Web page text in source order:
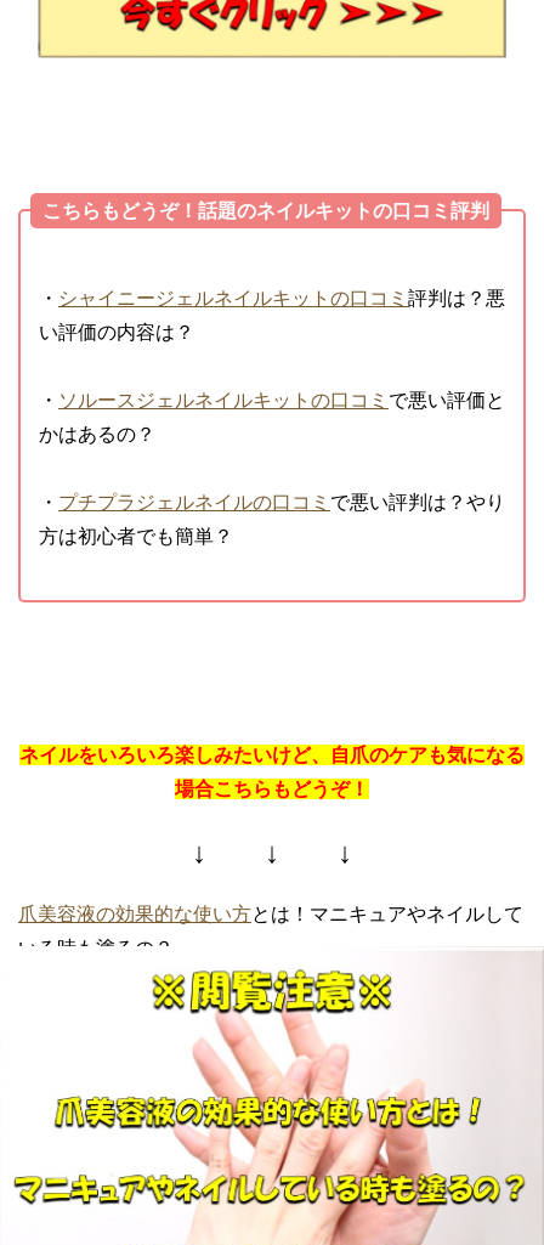
こちらもどうぞ！話題のネイルキットの口コミ評判
・ シャイニージェルネイルキットの口コミ 評判は？悪
い評価の内容は？
・ ソルースジェルネイルキットの口コミ で悪い評価と
かはあるの？
・ プチプラジェルネイルの口コミ で悪い評判は？やり
方は初心者でも簡単？
ネイルをいろいろ楽しみたいけど、自爪のケアも気になる
場合こちらもどうぞ！
↓ ↓ ↓
爪美容液の効果的な使い方とは！マニキュアやネイルして
いる時も塗るの？